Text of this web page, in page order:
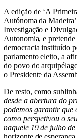
A edição de ‘A
Autónoma da
Investigação e
Autonomia, e
democracia instituído
parlamento eleito, a
do povo do
o Presidente da
De resto, como
desde a abertura do
podemos garantir que
como perspetivou o
naquele 19 de julho
horizonte de